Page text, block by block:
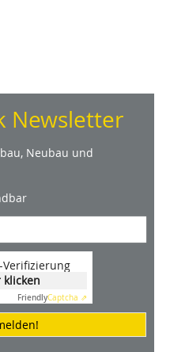
Newsletter
Neubau und
klicken
FriendlyCaptcha ⇗